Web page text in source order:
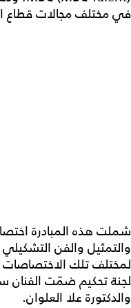
في مختلف مجالات قطاع
شملت هذه المبادرة
والتمثيل والفن
لمختلف تلك
لجنة تحكيم ضمّت الفنان
والدكتورة علا العلوان.